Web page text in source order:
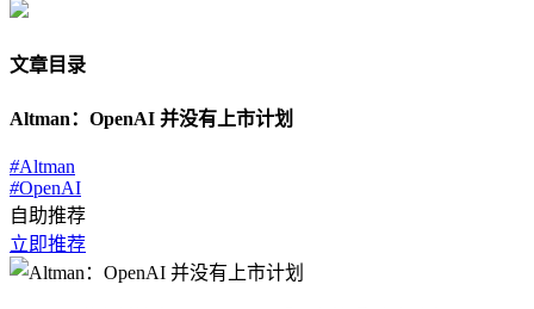
文章目录
Altman：OpenAI 并没有上市计划
#Altman
#OpenAI
自助推荐
立即推荐